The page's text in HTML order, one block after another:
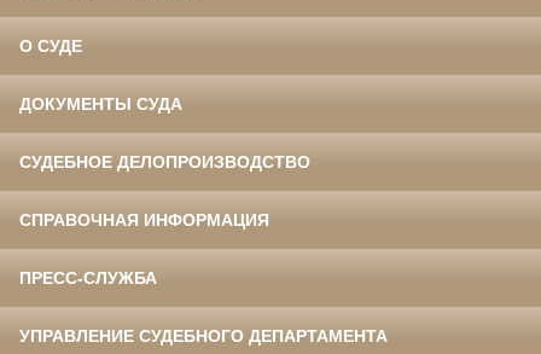
О СУДЕ
ДОКУМЕНТЫ СУДА
СУДЕБНОЕ ДЕЛОПРОИЗВОДСТВО
СПРАВОЧНАЯ ИНФОРМАЦИЯ
ПРЕСС-СЛУЖБА
УПРАВЛЕНИЕ СУДЕБНОГО ДЕПАРТАМЕНТА